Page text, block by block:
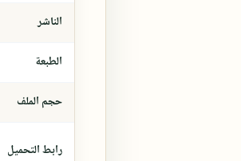
الناشر
الطبعة
حجم الملف
رابط التحميل